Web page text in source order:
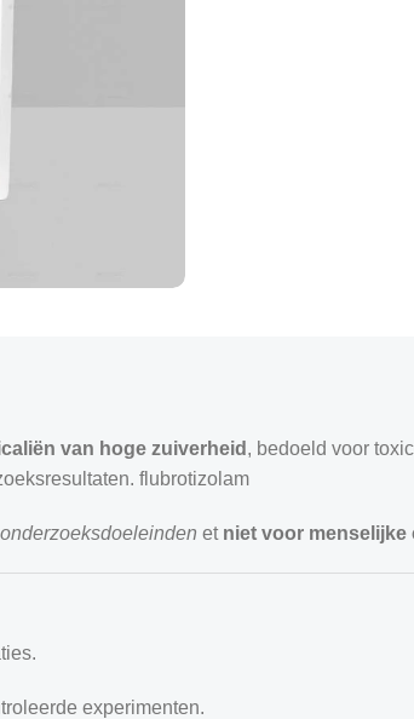
van hoge zuiverheid , bedoeld voor
flubrotizolam
onderzoeksdoeleinden et niet voor menselijke
experimenten.